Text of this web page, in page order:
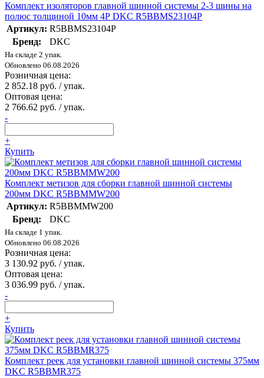
Комплект изоляторов главной шинной системы 2-3 шины на
полюс толщиной 10мм 4Р DKC R5BBMS23104P
Артикул: R5BBMS23104P
Бренд:
DKC
На складе 2 упак.
Обновлено 06.08.2026
Розничная цена:
2 852.18 руб. / упак.
Оптовая цена:
2 766.62 руб. / упак.
-
+
Купить
Комплект метизов для сборки главной шинной системы
200мм DKC R5BBMMW200
Артикул: R5BBMMW200
Бренд:
DKC
На складе 1 упак.
Обновлено 06.08.2026
Розничная цена:
3 130.92 руб. / упак.
Оптовая цена:
3 036.99 руб. / упак.
-
+
Купить
Комплект реек для установки главной шинной системы 375мм
DKC R5BBMR375